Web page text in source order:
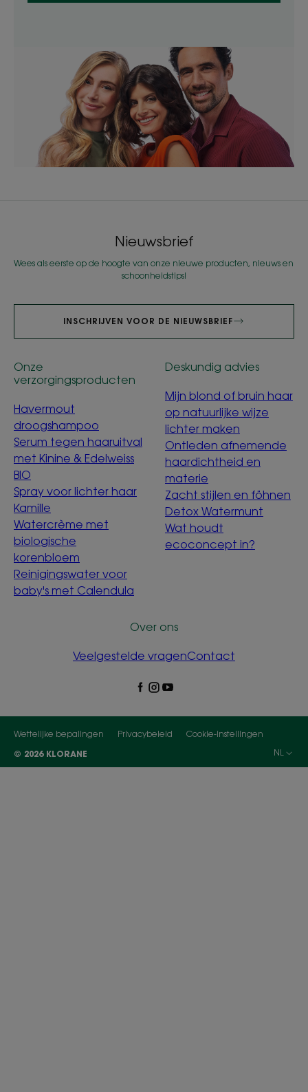
Nieuwsbrief
Wees als eerste op de hoogte van onze nieuwe producten, nieuws en
schoonheidstips!
INSCHRIJVEN VOOR DE NIEUWSBRIEF
Onze
verzorgingsproducten
Havermout
droogshampoo
Serum tegen haaruitval
met Kinine & Edelweiss
BIO
Spray voor lichter haar
Kamille
Watercrème met
biologische
korenbloem
Reinigingswater voor
baby's met Calendula
Deskundig advies
Mijn blond of bruin haar
op natuurlijke wijze
lichter maken
Ontleden afnemende
haardichtheid en
materie
Zacht stijlen en föhnen
Detox Watermunt
Wat houdt
ecoconcept in?
Over ons
Veelgestelde vragenContact
Wettelijke bepalingen Privacybeleid
Cookie-instellingen
© 2026 KLORANE
NL